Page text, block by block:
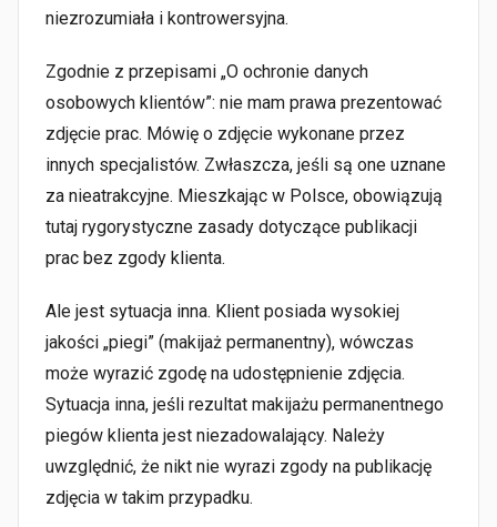
niezrozumiała i kontrowersyjna.
Zgodnie z przepisami „O ochronie danych
osobowych klientów”: nie mam prawa prezentować
zdjęcie prac. Mówię o zdjęcie wykonane przez
innych specjalistów. Zwłaszcza, jeśli są one uznane
za nieatrakcyjne. Mieszkając w Polsce, obowiązują
tutaj rygorystyczne zasady dotyczące publikacji
prac bez zgody klienta.
Ale jest sytuacja inna. Klient posiada wysokiej
jakości „piegi” (makijaż permanentny), wówczas
może wyrazić zgodę na udostępnienie zdjęcia.
Sytuacja inna, jeśli rezultat makijażu permanentnego
piegów klienta jest niezadowalający. Należy
uwzględnić, że nikt nie wyrazi zgody na publikację
zdjęcia w takim przypadku.